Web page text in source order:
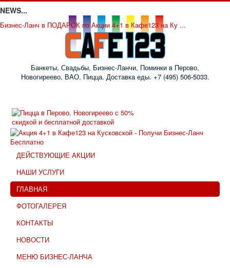
Банкеты, Свадьбы, Бизнес-Ланчи, Поминки в Перово,
Новогиреево, ВАО. Пицца. Доставка еды. +7 (495) 506-5033.
NEWS...
Бизнес-Ланч в ПОДАРОК по Акции 4+1 в Кафе123 на Ку ...
ДЕЙСТВУЮЩИЕ АКЦИИ
НАШИ УСЛУГИ
ГЛАВНАЯ
ФОТОГАЛЕРЕЯ
КОНТАКТЫ
НОВОСТИ
МЕНЮ БИЗНЕС-ЛАНЧА